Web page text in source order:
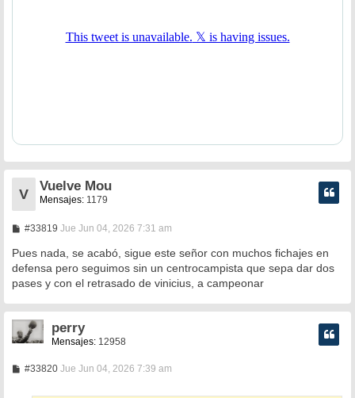
V
Vuelve Mou
Mensajes: 1179
#33819M
n
a
j
Jue Jun 04, 2026 7:31 am
Pues nada, se acabó, sigue este señor con muchos fichajes en
defensa pero seguimos sin un centrocampista que sepa dar dos
pases y con el retrasado de vinicius, a campeonar
perry
Mensajes: 12958
#33820MJue Jun 04, 2026 7:39 am